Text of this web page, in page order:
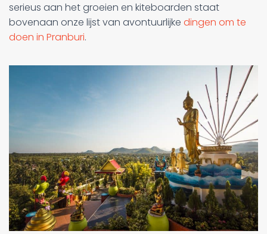
serieus aan het groeien en kiteboarden staat
bovenaan onze lijst van avontuurlijke dingen om te
doen in Pranburi.